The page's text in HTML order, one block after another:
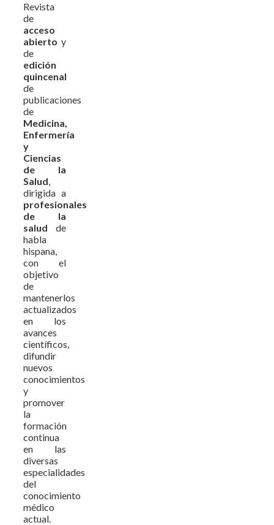
Revista
de
acceso
abierto y
de
edición
quincenal
de
publicaciones
de
Medicina,
Enfermería
y
Ciencias
de la
Salud,
dirigida a
profesionales
de la
salud de
habla
hispana,
con el
objetivo
de
mantenerlos
actualizados
en los
avances
científicos,
difundir
nuevos
conocimientos
y
promover
la
formación
continua
en las
diversas
especialidades
del
conocimiento
médico
actual.